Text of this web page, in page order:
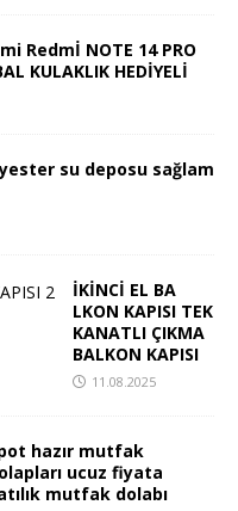
Redmİ NOTE 14 PRO
KULAKLIK HEDİYELİ
su deposu sağlam
İKİNCİ EL BA
LKON KAPISI TEK
KANATLI ÇIKMA
BALKON KAPISI
11.08.2025
hazır mutfak
ucuz fiyata
mutfak dolabı